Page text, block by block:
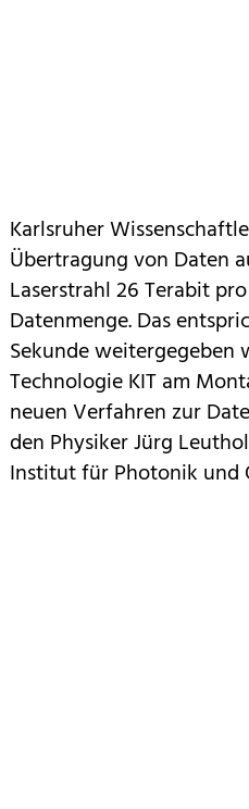
Karlsruher
Übertragung von Daten
Laserstrahl 26 Terabit
Datenmenge. Das
Sekunde
Technologie KIT am
neuen Verfahren zur
den Physiker Jürg
Institut für Photonik und